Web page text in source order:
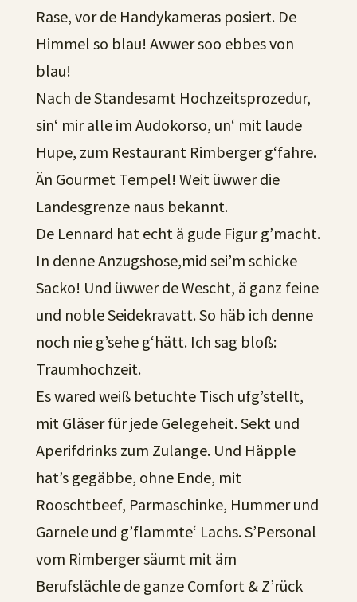
Rase, vor de Handykameras posiert. De
Himmel so blau! Awwer soo ebbes von
blau!
Nach de Standesamt Hochzeitsprozedur,
sin‘ mir alle im Audokorso, un‘ mit laude
Hupe, zum Restaurant Rimberger g‘fahre.
Än Gourmet Tempel! Weit üwwer die
Landesgrenze naus bekannt.
De Lennard hat echt ä gude Figur g’macht.
In denne Anzugshose,mid sei’m schicke
Sacko! Und üwwer de Wescht, ä ganz feine
und noble Seidekravatt. So häb ich denne
noch nie g’sehe g‘hätt. Ich sag bloß:
Traumhochzeit.
Es wared weiß betuchte Tisch ufg’stellt,
mit Gläser für jede Gelegeheit. Sekt und
Aperifdrinks zum Zulange. Und Häpple
hat’s gegäbbe, ohne Ende, mit
Rooschtbeef, Parmaschinke, Hummer und
Garnele und g’flammte‘ Lachs. S’Personal
vom Rimberger säumt mit äm
Berufslächle de ganze Comfort & Z’rück